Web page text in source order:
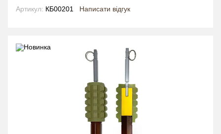
Артикул: КБ00201 Написати відгук